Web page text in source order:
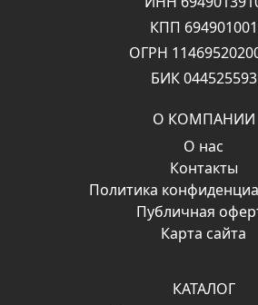
КПП 694901001
ОГРН
БИК 044525593
О КОМПАНИИ
О нас
Контакты
Политика
Публичная
Карта сайта
КАТАЛОГ